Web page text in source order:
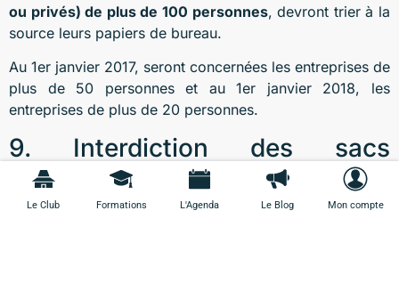
ou privés) de plus de 100 personnes, devront trier à la
source leurs papiers de bureau.
Au 1er janvier 2017, seront concernées les entreprises de
plus de 50 personnes et au 1er janvier 2018, les
entreprises de plus de 20 personnes.
9. Interdiction des sacs
plastiques en caisse
Le Club Formations L'Agenda Le Blog Mon compte